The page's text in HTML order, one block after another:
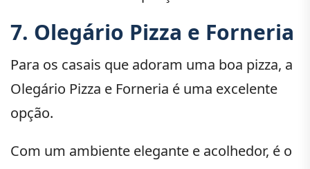
7. Olegário Pizza e Forneria
Para os casais que adoram uma boa pizza, a
Olegário Pizza e Forneria é uma excelente
opção.
Com um ambiente elegante e acolhedor, é o